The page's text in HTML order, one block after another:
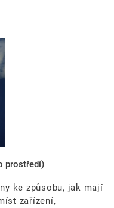
prostředí)
ke způsobu, jak mají
zařízení,